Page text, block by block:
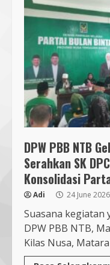
DPW PBB NTB
Serahkan SK
Konsolidasi
Adi 24 June 2026
Suasana kegiatan
DPW PBB NTB,
Kilas Nusa,
5
6